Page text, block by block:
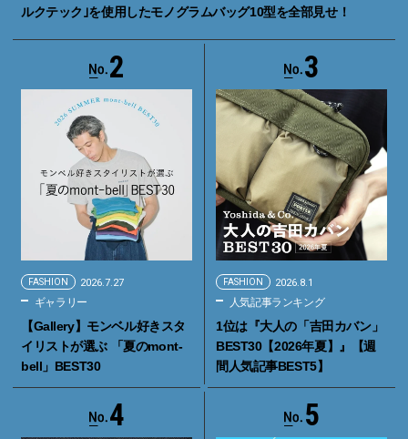
ルクテック｣を使用したモノグラムバッグ10型を全部見せ！
2
FASHION 2026.7.27
ギャラリー
【Gallery】モンベル好きスタ
イリストが選ぶ 「夏のmont-
bell」BEST30
3
FASHION 2026.8.1
人気記事ランキング
1位は『大人の「吉田カバン」
BEST30【2026年夏】』【週
間人気記事BEST5】
4 5